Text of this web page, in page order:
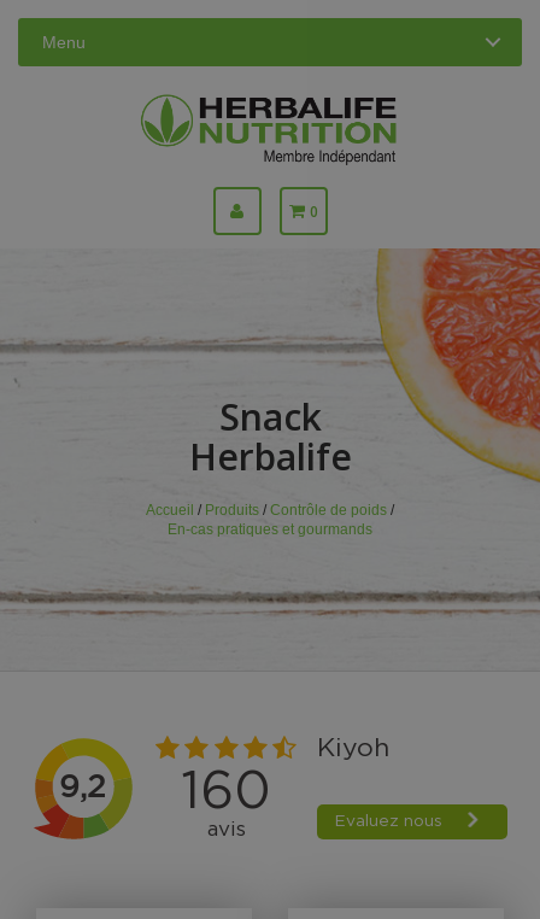
Menu
0
Snack
Herbalife
Accueil / Produits / Contrôle de poids /
En-cas pratiques et gourmands